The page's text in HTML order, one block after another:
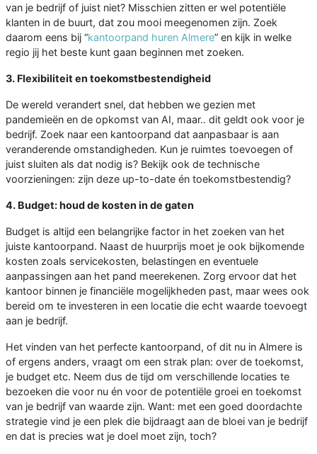
van je bedrijf of juist niet? Misschien zitten er wel potentiële
klanten in de buurt, dat zou mooi meegenomen zijn. Zoek
daarom eens bij “kantoorpand huren Almere” en kijk in welke
regio jij het beste kunt gaan beginnen met zoeken.
3. Flexibiliteit en toekomstbestendigheid
De wereld verandert snel, dat hebben we gezien met
pandemieën en de opkomst van AI, maar.. dit geldt ook voor je
bedrijf. Zoek naar een kantoorpand dat aanpasbaar is aan
veranderende omstandigheden. Kun je ruimtes toevoegen of
juist sluiten als dat nodig is? Bekijk ook de technische
voorzieningen: zijn deze up-to-date én toekomstbestendig?
4. Budget: houd de kosten in de gaten
Budget is altijd een belangrijke factor in het zoeken van het
juiste kantoorpand. Naast de huurprijs moet je ook bijkomende
kosten zoals servicekosten, belastingen en eventuele
aanpassingen aan het pand meerekenen. Zorg ervoor dat het
kantoor binnen je financiële mogelijkheden past, maar wees ook
bereid om te investeren in een locatie die echt waarde toevoegt
aan je bedrijf.
Het vinden van het perfecte kantoorpand, of dit nu in Almere is
of ergens anders, vraagt om een strak plan: over de toekomst,
je budget etc. Neem dus de tijd om verschillende locaties te
bezoeken die voor nu én voor de potentiële groei en toekomst
van je bedrijf van waarde zijn. Want: met een goed doordachte
strategie vind je een plek die bijdraagt aan de bloei van je bedrijf
en dat is precies wat je doel moet zijn, toch?